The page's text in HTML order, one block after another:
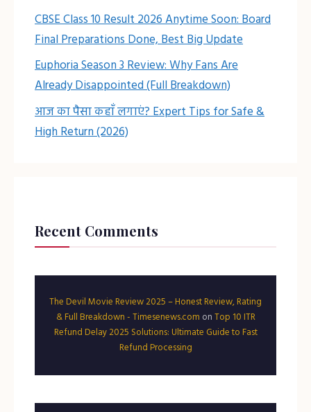
CBSE Class 10 Result 2026 Anytime Soon: Board
Final Preparations Done, Best Big Update
Euphoria Season 3 Review: Why Fans Are
Already Disappointed (Full Breakdown)
आज का पैसा कहाँ लगाएं? Expert Tips for Safe &
High Return (2026)
Recent Comments
The Devil Movie Review 2025 – Honest Review, Rating
& Full Breakdown - Timesenews.com onTop 10 ITR
Refund Delay 2025 Solutions: Ultimate Guide to Fast
Refund Processing